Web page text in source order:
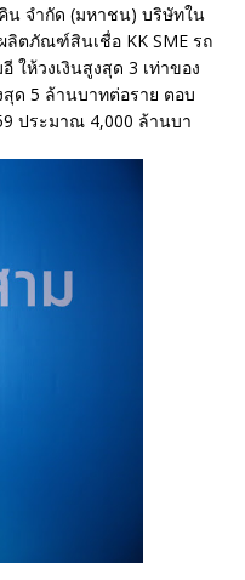
น จำกัด (มหาชน) บริษัทใน
ลิตภัณฑ์สินเชื่อ KK SME รถ
ให้วงเงินสูงสุด 3 เท่าของ
ด 5 ล้านบาทต่อราย ตอบ
ประมาณ 4,000 ล้านบา